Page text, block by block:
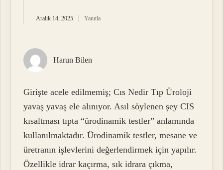
Aralık 14, 2025 Yanıtla
Harun Bilen
Girişte acele edilmemiş; Cıs Nedir Tıp Üroloji
yavaş yavaş ele alınıyor. Asıl söylenen şey CIS
kısaltması tıpta “ürodinamik testler” anlamında
kullanılmaktadır. Ürodinamik testler, mesane ve
üretranın işlevlerini değerlendirmek için yapılır.
Özellikle idrar kaçırma, sık idrara çıkma,